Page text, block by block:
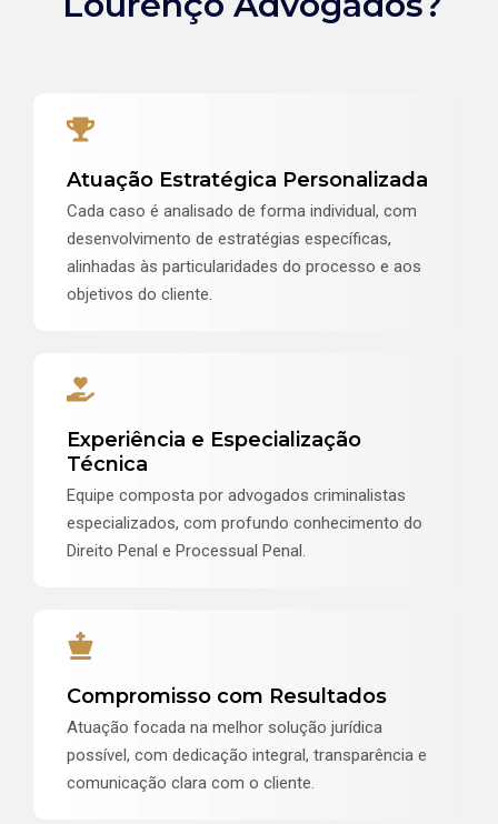
Atuação Estratégica Personalizada
Cada caso é analisado de forma individual, com
desenvolvimento de estratégias específicas,
alinhadas às particularidades do processo e aos
objetivos do cliente.
Experiência e Especialização
Técnica
Equipe composta por advogados criminalistas
especializados, com profundo conhecimento do
Direito Penal e Processual Penal.
Compromisso com Resultados
Atuação focada na melhor solução jurídica
possível, com dedicação integral, transparência e
comunicação clara com o cliente.